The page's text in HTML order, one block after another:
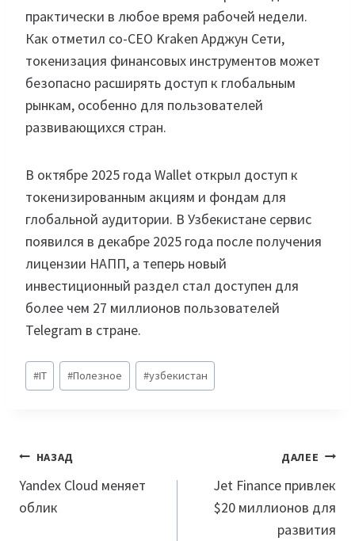
практически в любое время рабочей недели.
Как отметил co-CEO Kraken Арджун Сети,
токенизация финансовых инструментов может
безопасно расширять доступ к глобальным
рынкам, особенно для пользователей
развивающихся стран.
В октябре 2025 года Wallet открыл доступ к
токенизированным акциям и фондам для
глобальной аудитории. В Узбекистане сервис
появился в декабре 2025 года после получения
лицензии НАПП, а теперь новый
инвестиционный раздел стал доступен для
более чем 27 миллионов пользователей
Telegram в стране.
Метки
записи:
#IT #Полезное #узбекистан
Навигация
по
записям
НАЗАД
Yandex Cloud меняет
облик
ДАЛЕЕ
Jet Finance привлек
$20 миллионов для
развития